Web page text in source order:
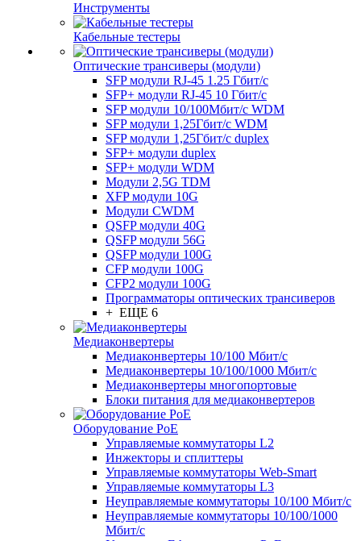
Инструменты
Кабельные тестеры
Оптические трансиверы (модули)
SFP модули RJ-45 1.25 Гбит/c
SFP+ модули RJ-45 10 Гбит/c
SFP модули 10/100Мбит/с WDM
SFP модули 1,25Гбит/с WDM
SFP модули 1,25Гбит/с duplex
SFP+ модули duplex
SFP+ модули WDM
Модули 2,5G TDM
XFP модули 10G
Модули CWDM
QSFP модули 40G
QSFP модули 56G
QSFP модули 100G
CFP модули 100G
CFP2 модули 100G
Программаторы оптических трансиверов
+ ЕЩЕ 6
Медиаконвертеры
Медиаконвертеры 10/100 Мбит/с
Медиаконвертеры 10/100/1000 Мбит/c
Медиаконвертеры многопортовые
Блоки питания для медиаконвертеров
Оборудование PoE
Управляемые коммутаторы L2
Инжекторы и сплиттеры
Управляемые коммутаторы Web-Smart
Управляемые коммутаторы L3
Неуправляемые коммутаторы 10/100 Мбит/с
Неуправляемые коммутаторы 10/100/1000
Мбит/с